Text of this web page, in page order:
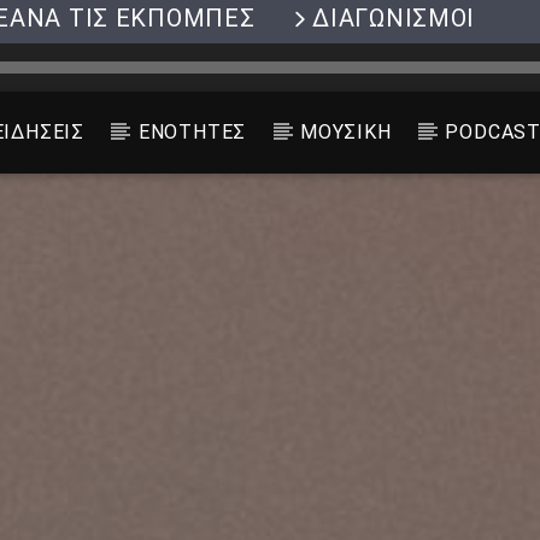
ΤΙΣ ΕΚΠΟΜΠΕΣ ΔΙΑΓΩΝΙΣΜΟΙ
ΕΝΟΤΗΤΕΣ ΜΟΥΣΙΚΗ